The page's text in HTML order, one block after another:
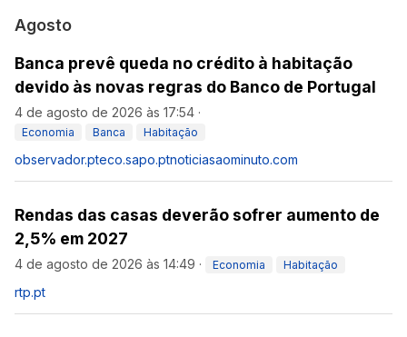
Agosto
Banca prevê queda no crédito à habitação
devido às novas regras do Banco de Portugal
4 de agosto de 2026 às 17:54 ·
Economia Banca Habitação
observador.pteco.sapo.ptnoticiasaominuto.com
Rendas das casas deverão sofrer aumento de
2,5% em 2027
4 de agosto de 2026 às 14:49 · Economia Habitação
rtp.pt